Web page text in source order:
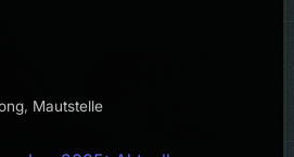
Mautstelle